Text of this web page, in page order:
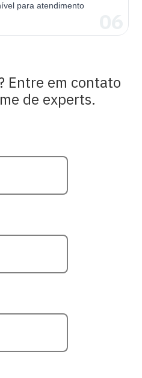
para atendimento
Entre em contato
de experts.